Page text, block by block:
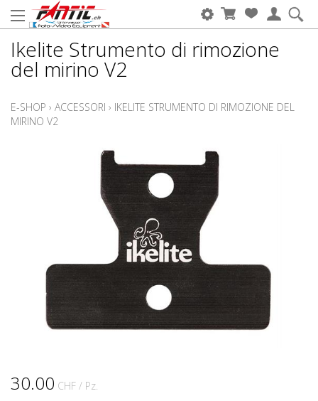
Ikelite Strumento di rimozione
del mirino V2
E-SHOP › ACCESSORI › IKELITE STRUMENTO DI RIMOZIONE DEL
MIRINO V2
30.00 CHF / Pz.